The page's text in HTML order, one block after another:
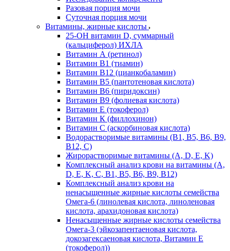
Разовая порция мочи
Суточная порция мочи
Витамины, жирные кислоты
25-OH витамин D, суммарный
(кальциферол) ИХЛА
Витамин А (ретинол)
Витамин В1 (тиамин)
Витамин В12 (цианкобаламин)
Витамин В5 (пантотеновая кислота)
Витамин В6 (пиридоксин)
Витамин В9 (фолиевая кислота)
Витамин Е (токоферол)
Витамин К (филлохинон)
Витамин С (аскорбиновая кислота)
Водорастворимые витамины (B1, B5, B6, В9,
В12, С)
Жирорастворимые витамины (A, D, E, K)
Комплексный анализ крови на витамины (A,
D, E, K, C, B1, B5, B6, В9, B12)
Комплексный анализ крови на
ненасыщенные жирные кислоты семейства
Омега-6 (линолевая кислота, линоленовая
кислота, арахидоновая кислота)
Ненасыщенные жирные кислоты семейства
Омега-3 (эйкозапентаеновая кислота,
докозагексаеновая кислота, Витамин E
(токоферол))